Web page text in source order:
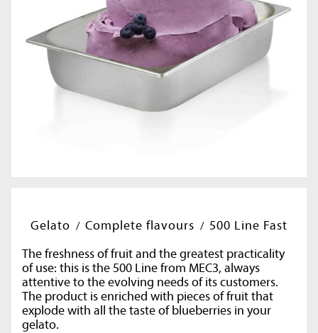
Gelato Complete flavours
500 Line Fast
The freshness of fruit and the greatest practicality
of use: this is the 500 Line from MEC3, always
attentive to the evolving needs of its customers.
The product is enriched with pieces of fruit that
explode with all the taste of blueberries in your
gelato.